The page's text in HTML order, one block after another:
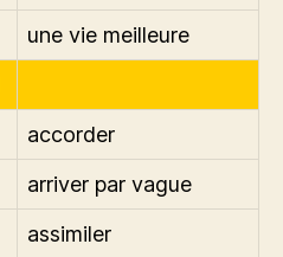
une vie meilleure
accorder
arriver par vague
assimiler